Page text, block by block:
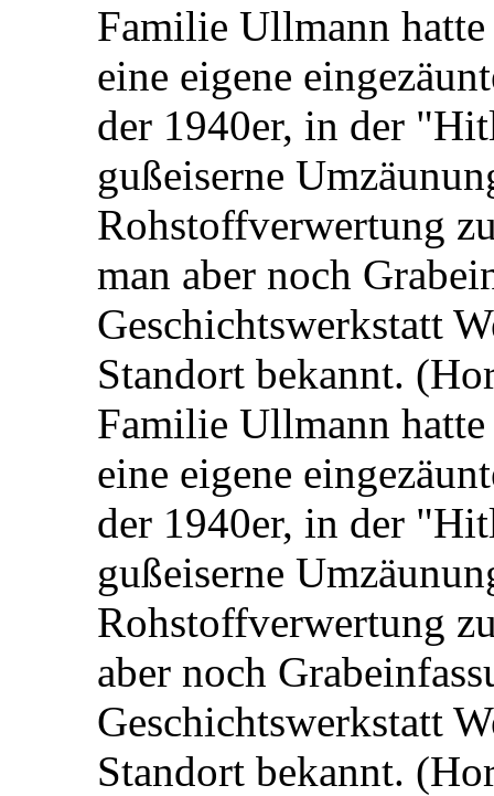
Familie Ullmann
eine eigene
der 1940er, in der
gußeiserne
Rohstoffverwertung
man aber noch
Geschichtswerkstatt
Standort bekannt.
Familie Ullmann
eine eigene
der 1940er, in der
gußeiserne
Rohstoffverwertung
aber noch
Geschichtswerkstatt
Standort bekannt.